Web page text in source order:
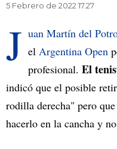
5 Febrero de 2022 17.27
J uan Martín del
el Argentina Open
profesional. El
indicó que el posible
rodilla derecha" pero
hacerlo en la cancha y